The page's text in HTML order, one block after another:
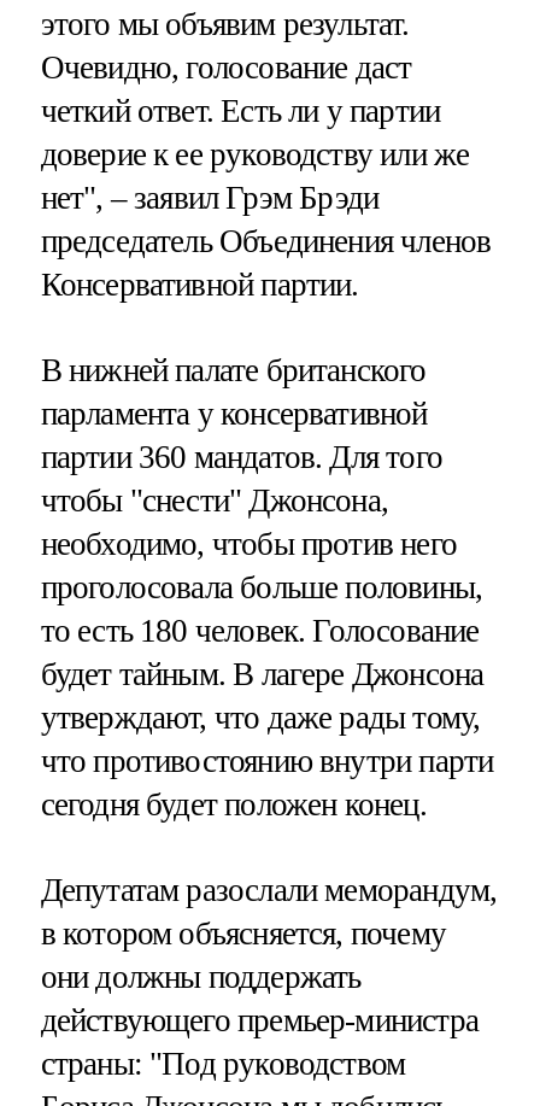
этого мы объявим результат.
Очевидно, голосование даст
четкий ответ. Есть ли у партии
доверие к ее руководству или же
нет", – заявил Грэм Брэди
председатель Объединения членов
Консервативной партии.
В нижней палате британского
парламента у консервативной
партии 360 мандатов. Для того
чтобы "снести" Джонсона,
необходимо, чтобы против него
проголосовала больше половины,
то есть 180 человек. Голосование
будет тайным. В лагере Джонсона
утверждают, что даже рады тому,
что противостоянию внутри парти
сегодня будет положен конец.
Депутатам разослали меморандум,
в котором объясняется, почему
они должны поддержать
действующего премьер-министра
страны: "Под руководством